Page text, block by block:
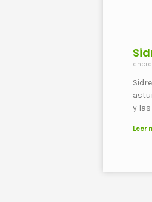
enero
y
Leer